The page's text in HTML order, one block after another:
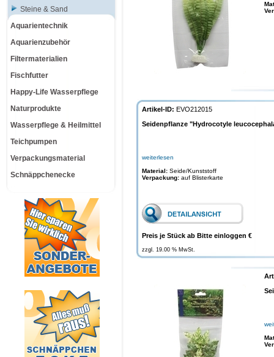
Artikel-ID: EVO212015
Seidenpflanze "Hydrocotyle
weiterlesen
Material: Seide/Kunststoff
Verpackung: auf Blisterkarte
Preis je Stück ab Bitte einloggen €
zzgl. 19.00 % MwSt.
Steine & Sand
Aquarientechnik
Aquarienzubehör
Filtermaterialien
Fischfutter
Happy-Life Wasserpflege
Naturprodukte
Wasserpflege & Heilmittel
Teichpumpen
Verpackungsmaterial
Schnäppchenecke